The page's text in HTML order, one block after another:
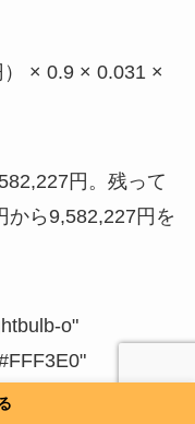
× 0.9 × 0.031 ×
円。残って
から9,582,227円を
o"
来税金の計算の